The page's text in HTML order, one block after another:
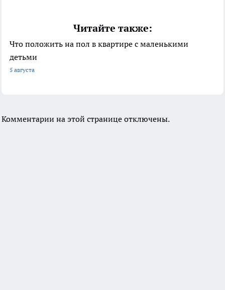
Читайте также:
Что положить на пол в квартире с маленькими
детьми
5 августа
Комментарии на этой странице отключены.